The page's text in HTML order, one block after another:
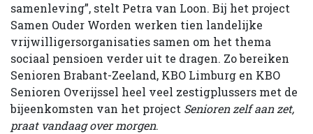
samenleving”, stelt Petra van Loon. Bij het project
Samen Ouder Worden werken tien landelijke
vrijwilligersorganisaties samen om het thema
sociaal pensioen verder uit te dragen. Zo bereiken
Senioren Brabant-Zeeland, KBO Limburg en KBO
Senioren Overijssel heel veel zestigplussers met de
bijeenkomsten van het project Senioren zelf aan zet,
praat vandaag over morgen.